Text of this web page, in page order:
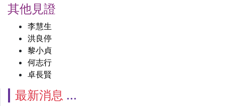
其他見證
李慧生
洪良停
黎小貞
何志行
卓長賢
最新消息